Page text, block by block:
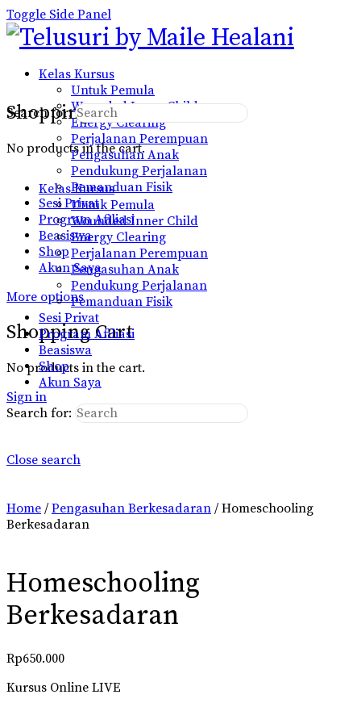
Toggle Side Panel
Kelas Kursus
Untuk Pemula
Wounded Inner Child
Energy Clearing
Perjalanan Perempuan
Pengasuhan Anak
Pendukung Perjalanan
Pemanduan Fisik
Sesi Privat
Program Afiliasi
Beasiswa
Shop
Akun Saya
More options
Shopping Cart
No products in the cart.
Sign in
Shopping Cart
No products in the cart.
Search for:
Kelas Kursus
Untuk Pemula
Wounded Inner Child
Energy Clearing
Perjalanan Perempuan
Pengasuhan Anak
Pendukung Perjalanan
Pemanduan Fisik
Sesi Privat
Program Afiliasi
Beasiswa
Shop
Akun Saya
Search for:
Close search
Home /Pengasuhan Berkesadaran / Homeschooling
Berkesadaran
Homeschooling
Berkesadaran
Rp650.000
Kursus Online LIVE